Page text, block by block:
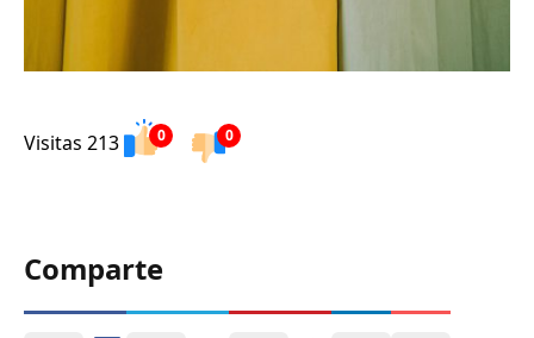
Visitas 213 0 0
Comparte